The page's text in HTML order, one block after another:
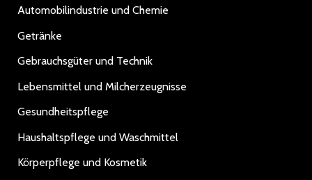
Automobilindustrie und Chemie
Getränke
Gebrauchsgüter und Technik
Lebensmittel und Milcherzeugnisse
Gesundheitspflege
Haushaltspflege und Waschmittel
Körperpflege und Kosmetik